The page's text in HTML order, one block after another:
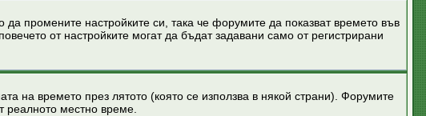
промените настройките си, така че форумите да показват времето във
от настройките могат да бъдат задавани само от регистрирани
на времето през лятото (която се използва в някой страни). Форумите
реалното местно време.